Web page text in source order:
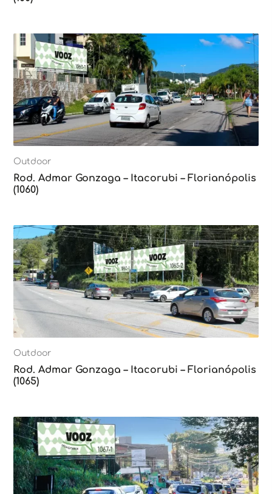
Outdoor
Rod. Admar Gonzaga – Itacorubi – Florianópolis
(1060)
Outdoor
Rod. Admar Gonzaga – Itacorubi – Florianópolis
(1065)